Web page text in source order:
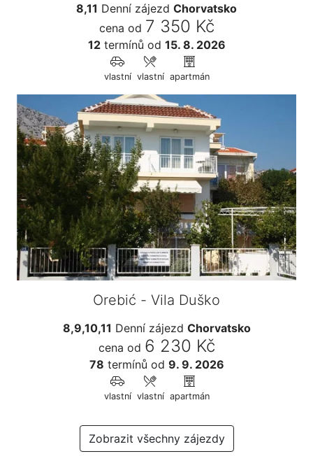
8,11 Denní zájezd Chorvatsko
cena od 7 350 Kč
12termínů od 15. 8. 2026
vlastní vlastní apartmán
Orebić - Vila Duško
8,9,10,11 Denní zájezd Chorvatsko
cena od 6 230 Kč
78 termínů od 9. 9. 2026
vlastní vlastní apartmán
Zobrazit všechny zájezdy